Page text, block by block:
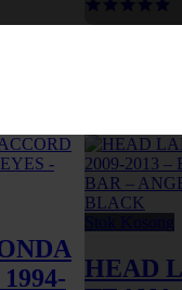
HEAD